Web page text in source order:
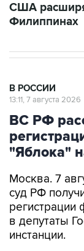
США
Филиппинах
В РОССИИ
13:11, 7 августа 2026
ВС РФ
"Яблока"
Москва. 7
суд РФ
регистрации
в депутаты
инстанции.